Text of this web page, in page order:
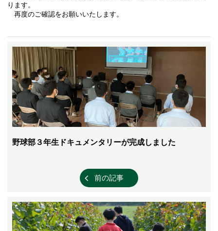
ります。
再度のご確認をお願いいたします。
野球部３年生ドキュメンタリーが完成しました
前の記事